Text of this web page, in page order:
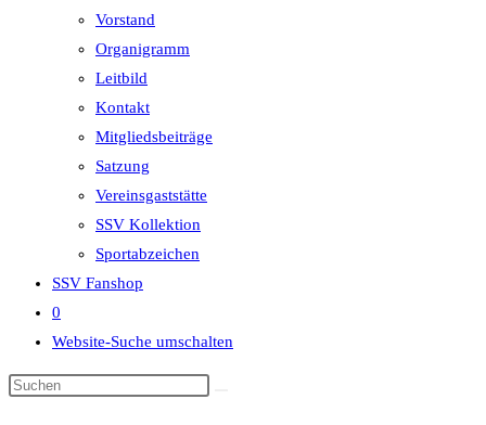
Vorstand
Organigramm
Leitbild
Kontakt
Mitgliedsbeiträge
Satzung
Vereinsgaststätte
SSV Kollektion
Sportabzeichen
SSV Fanshop
0
Website-Suche umschalten